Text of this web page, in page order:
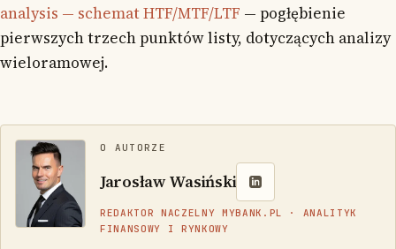
analysis — schemat HTF/MTF/LTF — pogłębienie
pierwszych trzech punktów listy, dotyczących analizy
wieloramowej.
O AUTORZE
Jarosław Wasiński
REDAKTOR NACZELNY MYBANK.PL · ANALITYK
FINANSOWY I RYNKOWY